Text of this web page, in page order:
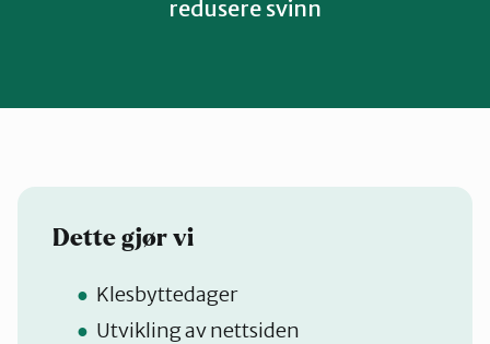
Verdal
redusere svinn
Dette gjør vi
Klesbyttedager
Utvikling av nettsiden